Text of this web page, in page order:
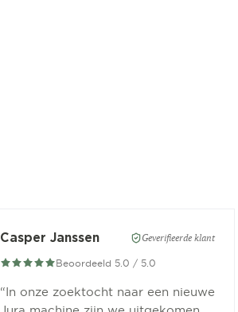
Casper Janssen Geverifieerde klant
Beoordeeld 5.0 / 5.0
“In onze zoektocht naar een nieuwe